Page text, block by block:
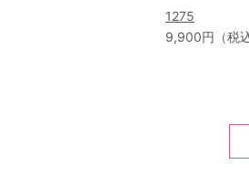
1275
9,900円（税込